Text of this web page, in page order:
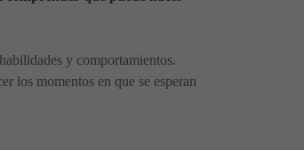
y comportamientos.
los momentos en que se esperan